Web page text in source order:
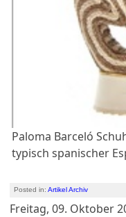
Paloma Barceló
typisch spanischer
Posted in:Artikel Archiv
Freitag, 09. Oktober